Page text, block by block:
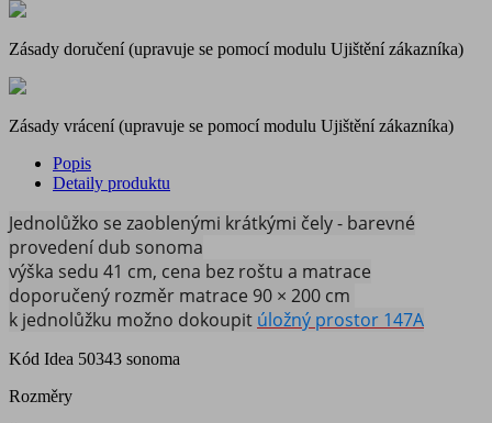
Zásady doručení (upravuje se pomocí modulu Ujištění zákazníka)
Zásady vrácení (upravuje se pomocí modulu Ujištění zákazníka)
Popis
Detaily produktu
Jednolůžko se zaoblenými krátkými čely - barevné
provedení dub sonoma
výška sedu 41 cm, cena bez roštu a matrace
doporučený rozměr matrace 90 × 200 cm
k jednolůžku možno dokoupit úložný prostor 147A
Kód Idea 50343 sonoma
Rozměry